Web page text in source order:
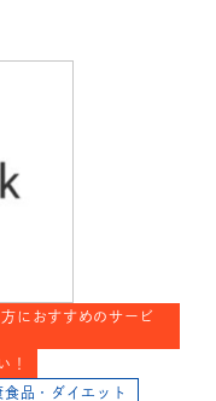
におすすめのサービ
！
食品・ダイエット